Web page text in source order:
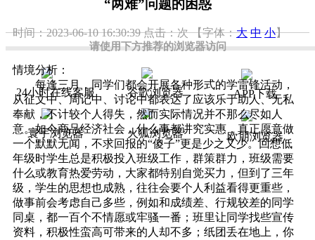
请使用下方推荐的浏览器访问
24小时在线客服 谷歌浏览器 APP下载
寰宇浏览器 火狐浏览器 欧朋浏览器
“两难”问题的困惑
时间：2023-06-10 16:30:39点击：次 【字体：大 中 小】
情境分析：
每逢三月，同学们都会开展各种形式的学雷锋活动，
从征文中、周记中、讨论中都表达了应该乐于助人、无私
奉献，不计较个人得失，然而实际情况并不那么尽如人
意。如今商品经济社会，什么事都讲究实惠，真正愿意做
一个默默无闻，不求回报的“傻子”更是少之又少。回想低
年级时学生总是积极投入班级工作，群策群力，班级需要
什么或教育热爱劳动，大家都特别自觉买力，但到了三年
级，学生的思想也成熟，往往会要个人利益看得更重些，
做事前会考虑自己多些，例如和成绩差、行规较差的同学
同桌，都一百个不情愿或牢骚一番；班里让同学找些宣传
资料，积极性蛮高可带来的人却不多；纸团丢在地上，你